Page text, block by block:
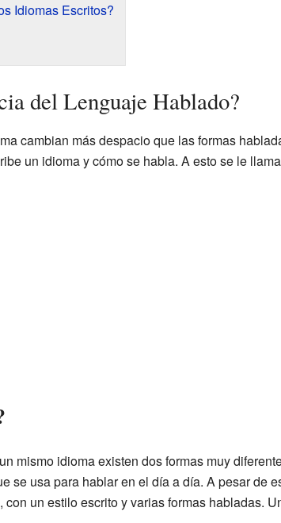
Idiomas Escritos?
del Lenguaje Hablado?
cambian más despacio que las formas
un idioma y cómo se habla. A esto se le llama
mismo idioma existen dos formas muy
se usa para hablar en el día a día. A pesar de
un estilo escrito y varias formas habladas.